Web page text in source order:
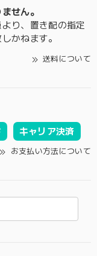
せん。
り、置き配の指定
かねます。
送料について
キャリア決済
お支払い方法について